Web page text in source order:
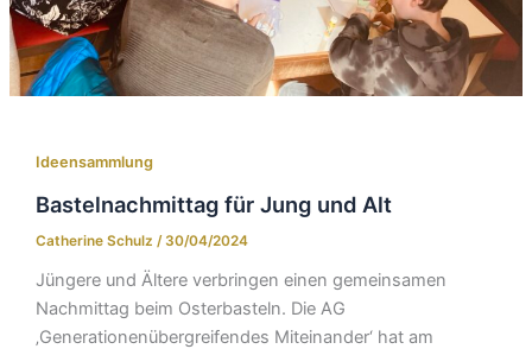
Ideensammlung
Bastelnachmittag für Jung und Alt
Catherine Schulz / 30/04/2024
Jüngere und Ältere verbringen einen gemeinsamen
Nachmittag beim Osterbasteln. Die AG
‚Generationenübergreifendes Miteinander‘ hat am